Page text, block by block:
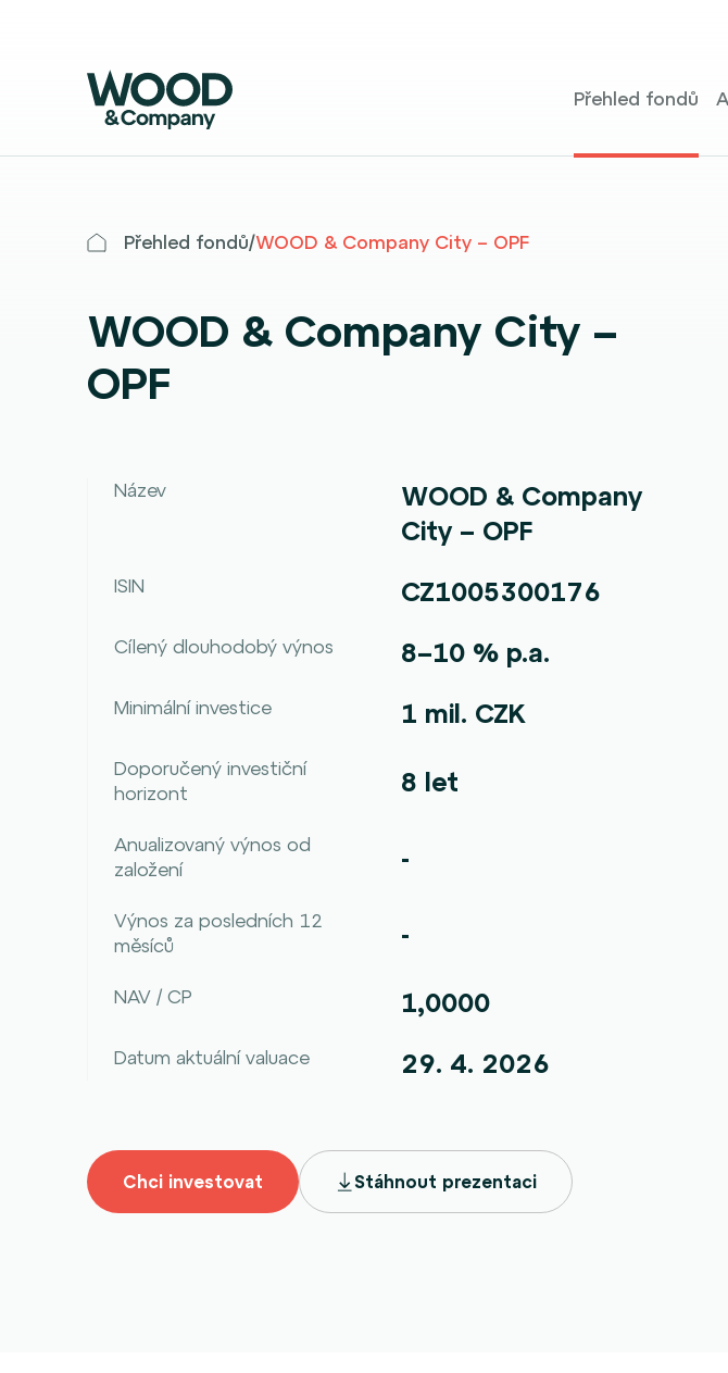
Přehled fondů
Přehled fondů/WOOD & Company City – OPF
WOOD & Company City –
OPF
Název
WOOD & Company
City – OPF
ISIN CZ1005300176
Cílený dlouhodobý výnos 8–10 % p.a.
Minimální investice 1 mil. CZK
Doporučený investiční
horizont
8 let
Anualizovaný výnos od
založení
-
Výnos za posledních 12
měsíců
-
NAV / CP 1,0000
Datum aktuální valuace 29. 4. 2026
Chci investovat Stáhnout prezentaci